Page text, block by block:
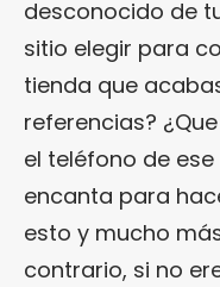
desconocido de
sitio elegir para
tienda que
referencias?
el teléfono de
encanta para
esto y mucho
contrario, si no